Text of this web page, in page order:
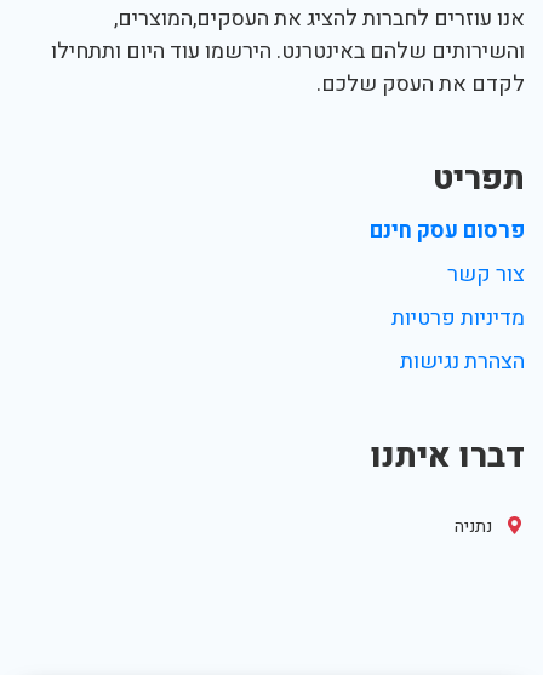
אנו עוזרים לחברות להציג את העסקים,המוצרים,
והשירותים שלהם באינטרנט. הירשמו עוד היום ותתחילו
לקדם את העסק שלכם.
תפריט
פרסום עסק חינם
צור קשר
מדיניות פרטיות
הצהרת נגישות
דברו איתנו
נתניה